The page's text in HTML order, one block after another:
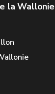
la Wallonie